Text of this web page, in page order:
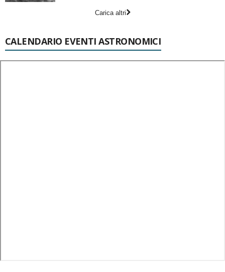
Carica altri
CALENDARIO EVENTI ASTRONOMICI